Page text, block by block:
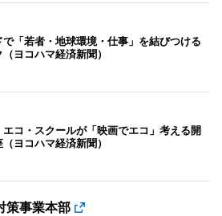
で「若者・地球環境・仕事」を結びつける
ヨコハマ経済新聞）
エコ・スクールが「映画でエコ」考える開
ヨコハマ経済新聞）
策事業本部